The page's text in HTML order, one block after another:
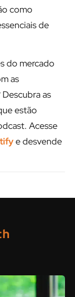
como
de
do mercado
as
as
estão
Acesse
e desvende